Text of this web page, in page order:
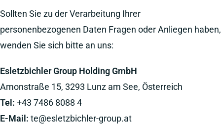
Sollten Sie zu der Verarbeitung Ihrer
personenbezogenen Daten Fragen oder Anliegen haben,
wenden Sie sich bitte an uns:
Esletzbichler Group Holding GmbH
Amonstraße 15, 3293 Lunz am See, Österreich
Tel: +43 7486 8088 4
E-Mail: te@esletzbichler-group.at